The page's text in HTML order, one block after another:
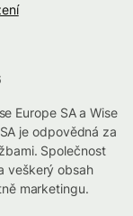
Europe SA a Wise
je odpovědná za
Společnost
veškerý obsah
marketingu.